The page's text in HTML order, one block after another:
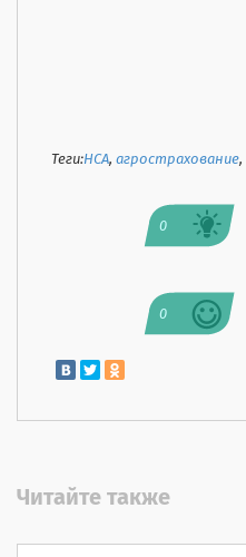
Теги:НСА,агрострахование,
0
0
Читайте также